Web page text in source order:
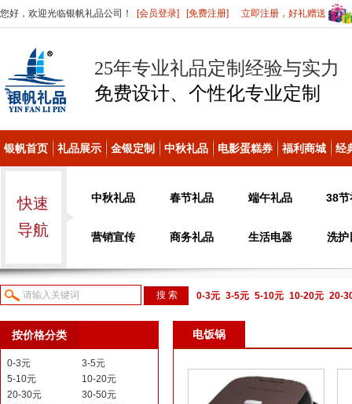
您好，欢迎光临银帆礼品公司！ [会员登录] [免费注册] 立即注册，好礼赠送
25年专业礼品定制经验与实力
免费设计、个性化专业定制
银帆首页 礼品展示 金银定制 中秋礼品 电影蛋糕券 福利商城 经
快速
导航
中秋礼品 春节礼品 端午礼品 38节
营销宣传 商务礼品 生活电器 洗护
0-3元 3-5元 5-10元 10-20元 20-
议或电话咨询
按价格分类
0-3元
3-5元
5-10元
10-20元
20-30元
30-50元
电饭锅